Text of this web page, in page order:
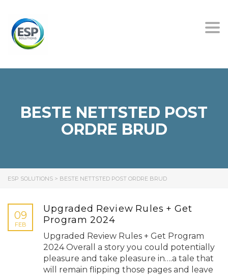
BESTE NETTSTED POST
ORDRE BRUD
ESP SOLUTIONS > BESTE NETTSTED POST ORDRE BRUD
09
FEB
Upgraded Review Rules + Get
Program 2024
Upgraded Review Rules + Get Program
2024 Overall a story you could potentially
pleasure and take pleasure in….a tale that
will remain flipping those pages and leave